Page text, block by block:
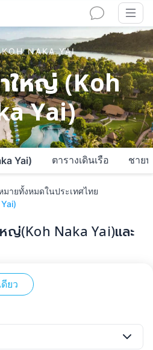
NAKA YAI
าใหญ่ (Koh
Yai)
Yai) ตารางเดินเรือ ชาย
มายทั้งหมดในประเทศไทย
หญ่(Koh Naka Yai)และ
ดียว